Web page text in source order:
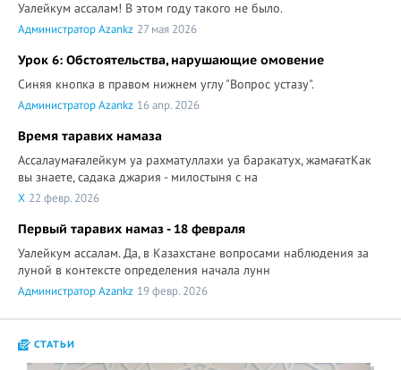
Уалейкум ассалам! В этом году такого не было.
Администратор Azankz 27 мая 2026
Урок 6: Обстоятельства, нарушающие омовение
Синяя кнопка в правом нижнем углу "Вопрос устазу".
Администратор Azankz 16 апр. 2026
Время таравих намаза
Ассалаумағалейкум уа рахматуллахи уа баракатух, жамағатКак
вы знаете, садака джария - милостыня с на
X 22 февр. 2026
Первый таравих намаз - 18 февраля
Уалейкум ассалам. Да, в Казахстане вопросами наблюдения за
луной в контексте определения начала лунн
Администратор Azankz 19 февр. 2026
СТАТЬИ